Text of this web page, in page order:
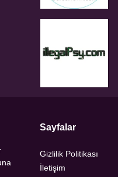
Sayfalar
Gizlilik Politikası
İletişim